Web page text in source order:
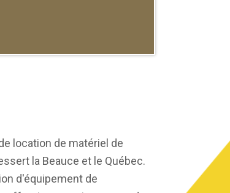
location de matériel de
la Beauce et le Québec.
d'équipement de